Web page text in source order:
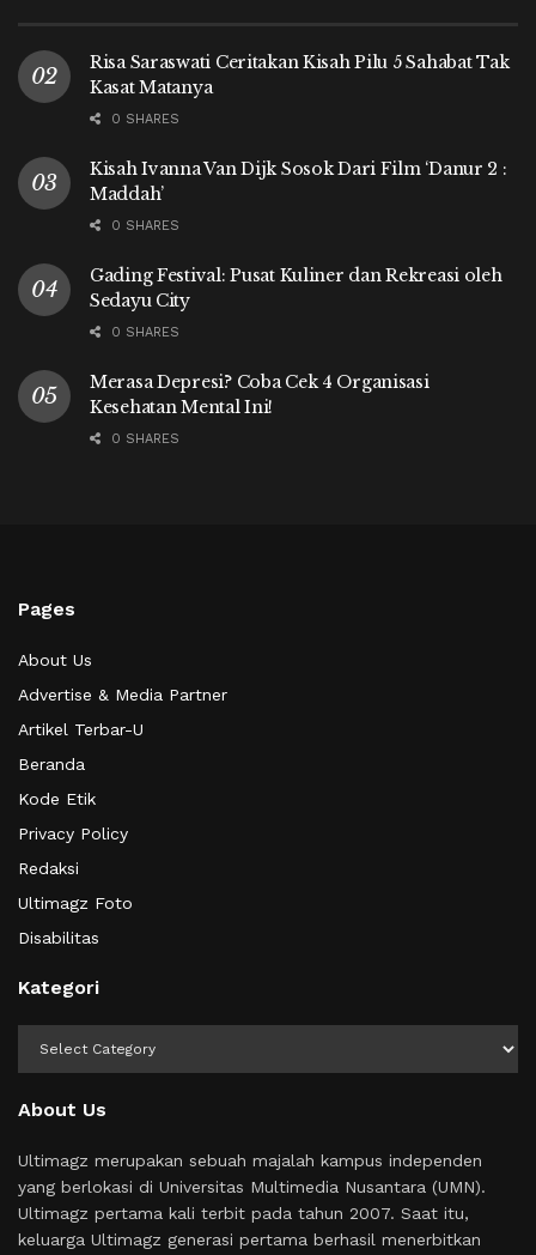
Risa Saraswati Ceritakan Kisah Pilu 5 Sahabat Tak
Kasat Matanya
0 SHARES
Kisah Ivanna Van Dijk Sosok Dari Film ‘Danur 2 :
Maddah’
0 SHARES
Gading Festival: Pusat Kuliner dan Rekreasi oleh
Sedayu City
0 SHARES
Merasa Depresi? Coba Cek 4 Organisasi
Kesehatan Mental Ini!
0 SHARES
Pages
About Us
Advertise & Media Partner
Artikel Terbar-U
Beranda
Kode Etik
Privacy Policy
Redaksi
Ultimagz Foto
Disabilitas
Kategori
About Us
Ultimagz merupakan sebuah majalah kampus independen
yang berlokasi di Universitas Multimedia Nusantara (UMN).
Ultimagz pertama kali terbit pada tahun 2007. Saat itu,
keluarga Ultimagz generasi pertama berhasil menerbitkan